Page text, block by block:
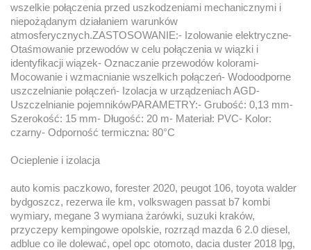
wszelkie połączenia przed uszkodzeniami mechanicznymi i
niepożądanym działaniem warunków
atmosferycznych.ZASTOSOWANIE:- Izolowanie elektryczne-
Otaśmowanie przewodów w celu połączenia w wiązki i
identyfikacji wiązek- Oznaczanie przewodów kolorami-
Mocowanie i wzmacnianie wszelkich połączeń- Wodoodporne
uszczelnianie połączeń- Izolacja w urządzeniach AGD-
Uszczelnianie pojemnikówPARAMETRY:- Grubość: 0,13 mm-
Szerokość: 15 mm- Długość: 20 m- Materiał: PVC- Kolor:
czarny- Odporność termiczna: 80°C
Ocieplenie i izolacja
auto komis paczkowo, forester 2020, peugot 106, toyota walder
bydgoszcz, rezerwa ile km, volkswagen passat b7 kombi
wymiary, megane 3 wymiana żarówki, suzuki kraków,
przyczepy kempingowe opolskie, rozrząd mazda 6 2.0 diesel,
adblue co ile dolewać, opel opc otomoto, dacia duster 2018 lpg,